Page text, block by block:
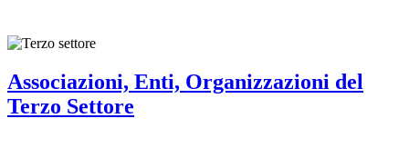
Associazioni, Enti, Organizzazioni del
Terzo Settore